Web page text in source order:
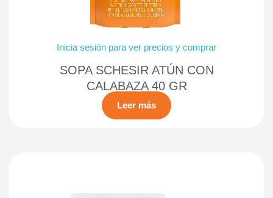
Inicia sesión para ver precios y comprar
SOPA SCHESIR ATÚN CON
CALABAZA 40 GR
Leer más